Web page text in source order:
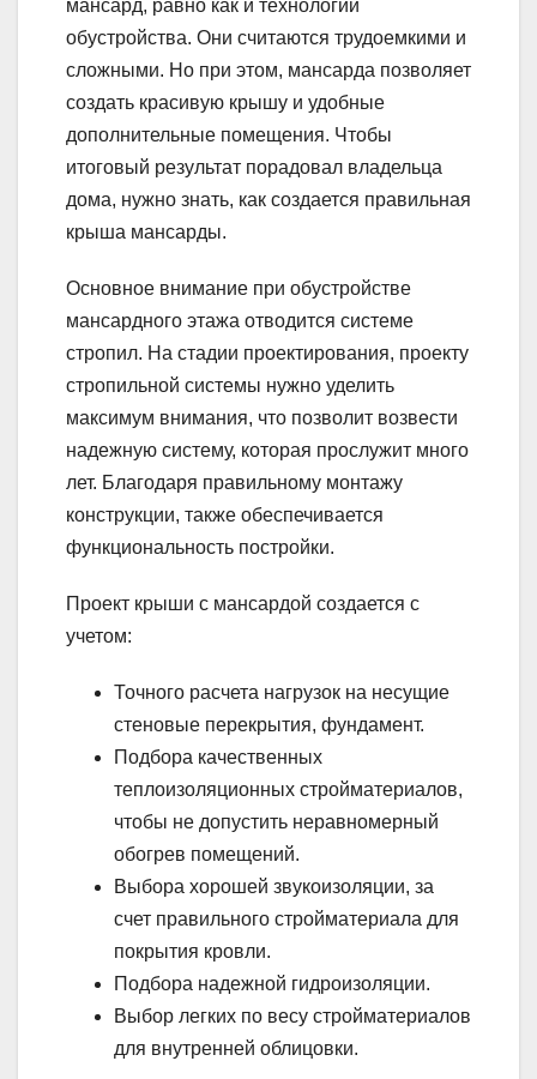
мансард, равно как и технологии
обустройства. Они считаются трудоемкими и
сложными. Но при этом, мансарда позволяет
создать красивую крышу и удобные
дополнительные помещения. Чтобы
итоговый результат порадовал владельца
дома, нужно знать, как создается правильная
крыша мансарды.
Основное внимание при обустройстве
мансардного этажа отводится системе
стропил. На стадии проектирования, проекту
стропильной системы нужно уделить
максимум внимания, что позволит возвести
надежную систему, которая прослужит много
лет. Благодаря правильному монтажу
конструкции, также обеспечивается
функциональность постройки.
Проект крыши с мансардой создается с
учетом:
Точного расчета нагрузок на несущие
стеновые перекрытия, фундамент.
Подбора качественных
теплоизоляционных стройматериалов,
чтобы не допустить неравномерный
обогрев помещений.
Выбора хорошей звукоизоляции, за
счет правильного стройматериала для
покрытия кровли.
Подбора надежной гидроизоляции.
Выбор легких по весу стройматериалов
для внутренней облицовки.